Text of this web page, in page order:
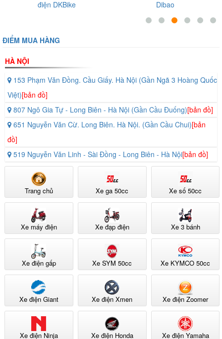
Dibao
tưởng những sản phẩm tại Thế
ĐIỂM MUA HÀNG
HÀ NỘI
153 Phạm Văn Đồng. Cầu Giấy. Hà Nội (Gần Ngã 3 Hoàng Quốc
Việt)[bản đồ]
807 Ngô Gia Tự - Long Biên - Hà Nội (Gần Cầu Đuống)[bản đồ]
651 Nguyễn Văn Cừ. Long Biên. Hà Nội. (Gần Cầu Chui)[bản
đồ]
519 Nguyễn Văn Linh - Sài Đồng - Long Biên - Hà Nội[bản đồ]
Trang chủ Xe ga 50cc Xe số 50cc
Xe máy điện Xe đạp điện Xe 3 bánh
Xe điện gấp Xe SYM 50cc Xe KYMCO 50cc
Xe điện Giant Xe điện Xmen Xe điện Zoomer
Xe điện Ninja Xe điện Honda Xe điện Yamaha